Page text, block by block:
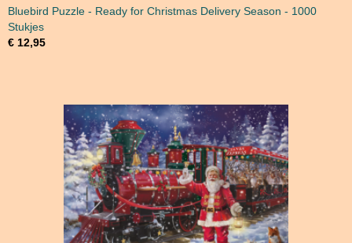
Bluebird Puzzle - Ready for Christmas Delivery Season - 1000
Stukjes
€ 12,95